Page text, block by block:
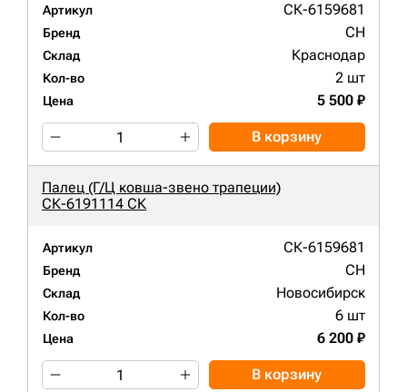
Артикул СК-6159681
Бренд CH
Склад Краснодар
Кол-во 2 шт
Цена 5 500 ₽
В корзину
Палец (Г/Ц ковша-звено трапеции)
СК-6191114 СК
Артикул СК-6159681
Бренд CH
Склад Новосибирск
Кол-во 6 шт
Цена 6 200 ₽
В корзину